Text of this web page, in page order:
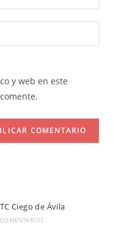
y web en este
Ciego de Ávila